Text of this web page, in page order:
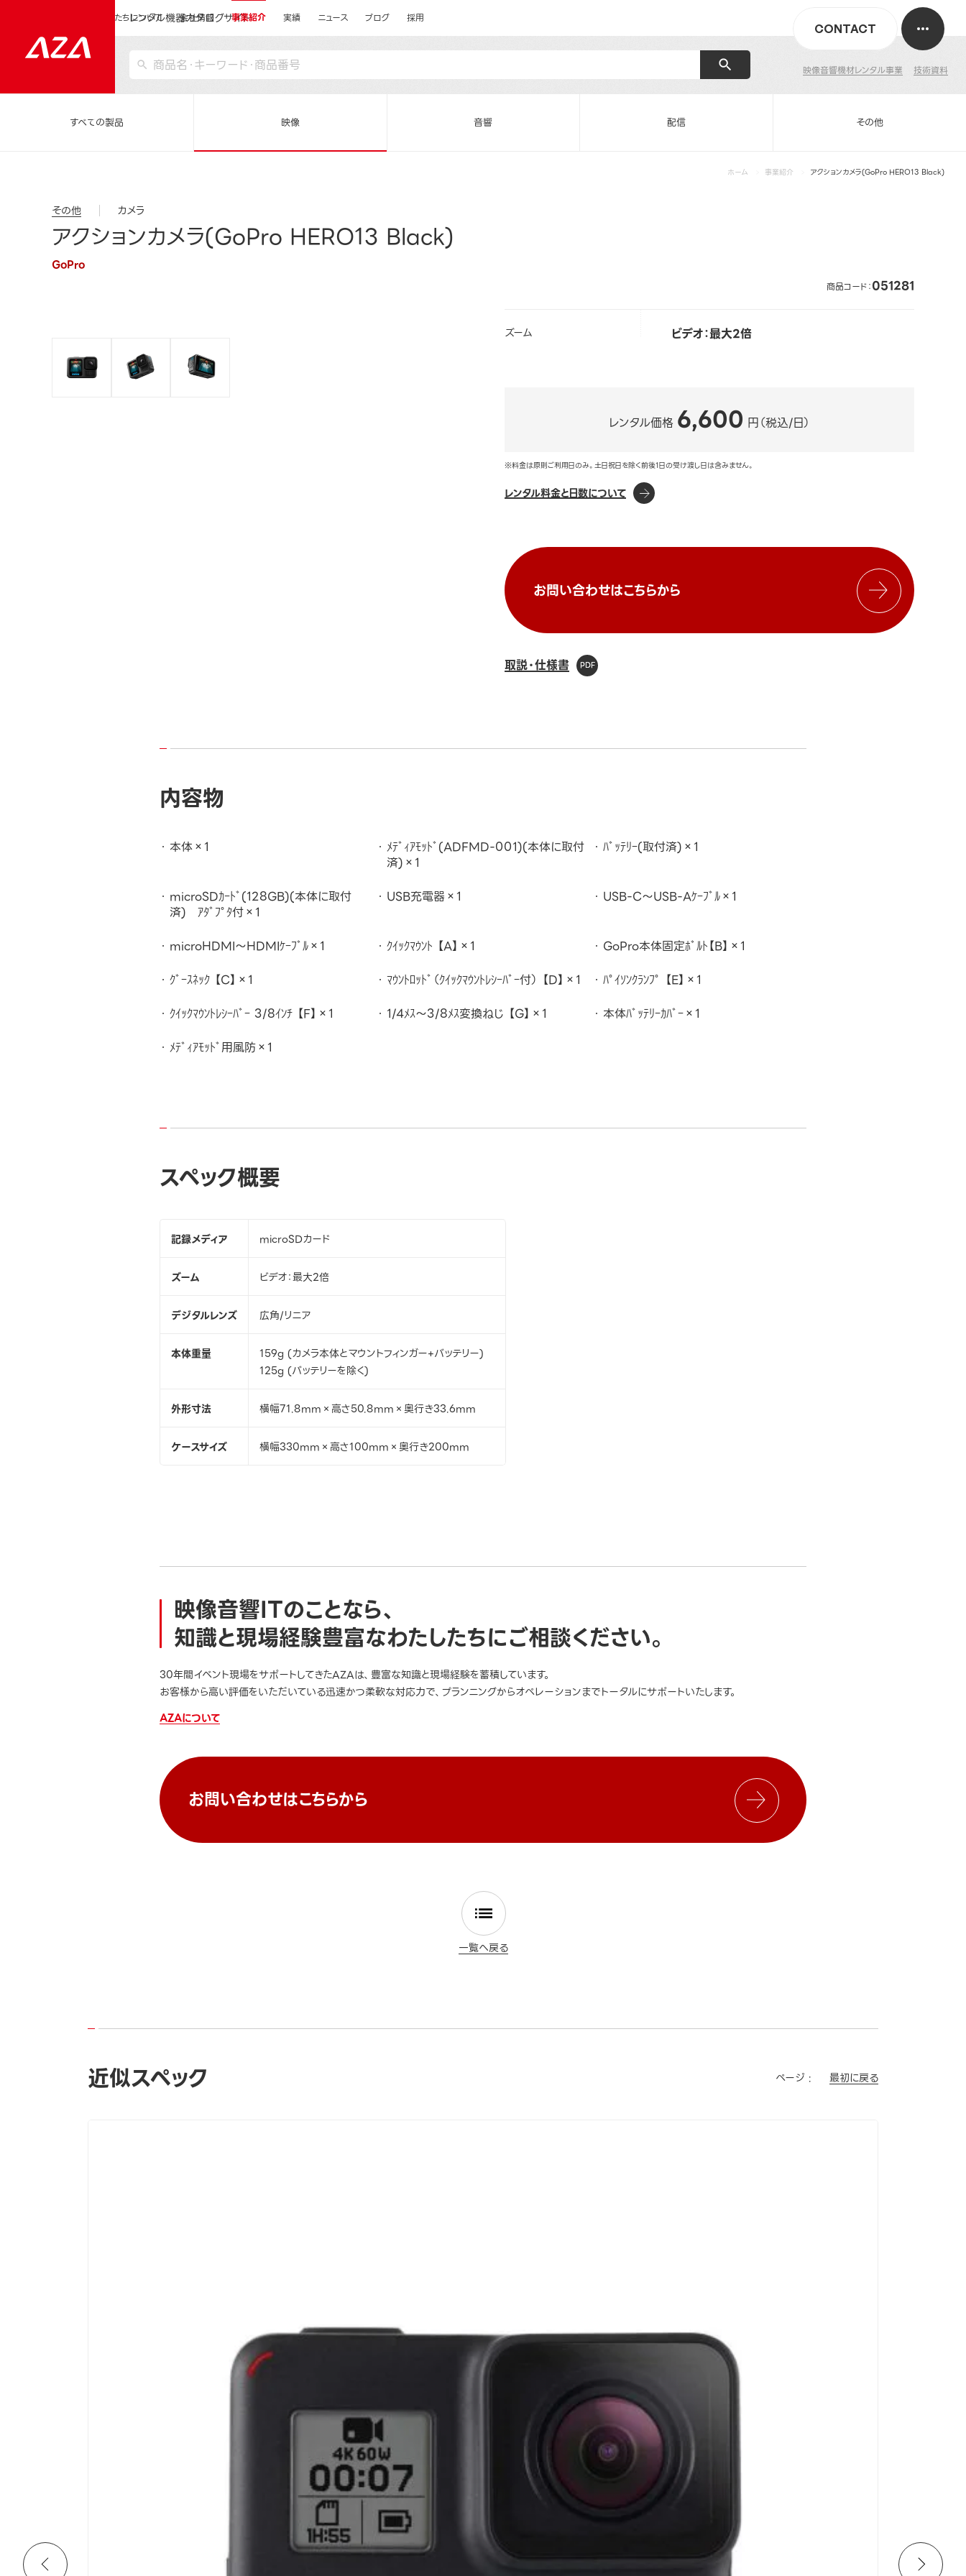
レンタル機器カタログサイト
映像音響機材レンタル事業 技術資料
CONTACT
私たちについて 会社情報 事業紹介 実績 ニュース ブログ 採用
すべての製品 映像 音響 配信 その他
ホーム 事業紹介 アクションカメラ(GoPro HERO13 Black)
その他 カメラ
アクションカメラ(GoPro HERO13 Black)
GoPro
商品コード：051281
ズーム ビデオ：最大2倍
レンタル価格 6,600 円（税込/日）
※料金は原則ご利用日のみ。土日祝日を除く前後1日の受け渡し日は含みません。
レンタル料金と日数について
お問い合わせはこちらから
取説・仕様書
内容物
本体×1
ﾒﾃﾞｨｱﾓｯﾄﾞ(ADFMD-001)(本体に取付
済)×1
ﾊﾞｯﾃﾘｰ(取付済)×1
microSDｶｰﾄﾞ(128GB)(本体に取付
済) ｱﾀﾞﾌﾟﾀ付×1
USB充電器×1 USB-C～USB-Aｹｰﾌﾞﾙ×1
microHDMI～HDMIｹｰﾌﾞﾙ×1 ｸｲｯｸﾏｳﾝﾄ 【A】×1
GoPro本体固定ﾎﾞﾙﾄ【B】×1
ｸﾞｰｽﾈｯｸ 【C】×1
ﾏｳﾝﾄﾛｯﾄﾞ（ｸｲｯｸﾏｳﾝﾄﾚｼｰﾊﾞｰ付） 【D】×1
ﾊﾟｲｿﾝｸﾗﾝﾌﾟ 【E】×1
ｸｲｯｸﾏｳﾝﾄﾚｼｰﾊﾞｰ 3/8ｲﾝﾁ 【F】×1
1/4ﾒｽ～3/8ﾒｽ変換ねじ 【G】×1
本体ﾊﾞｯﾃﾘｰｶﾊﾞｰ×1
ﾒﾃﾞｨｱﾓｯﾄﾞ用風防×1
スペック概要
記録メディア microSDカード
ズーム ビデオ：最大2倍
デジタルレンズ 広角/リニア
本体重量
159g (カメラ本体とマウントフィンガー+バッテリー)
125g (バッテリーを除く)
外形寸法 横幅71.8mm×高さ50.8mm×奥行き33.6mm
ケースサイズ 横幅330mm×高さ100mm×奥行き200mm
映像音響ITのことなら、
知識と現場経験豊富なわたしたちにご相談ください。
30年間イベント現場をサポートしてきたAZAは、豊富な知識と現場経験を蓄積しています。
お客様から高い評価をいただいている迅速かつ柔軟な対応力で、プランニングからオペレーションまでトータルにサポートいたします。
AZAについて
お問い合わせはこちらから
一覧へ戻る
近似スペック ページ : 最初に戻る